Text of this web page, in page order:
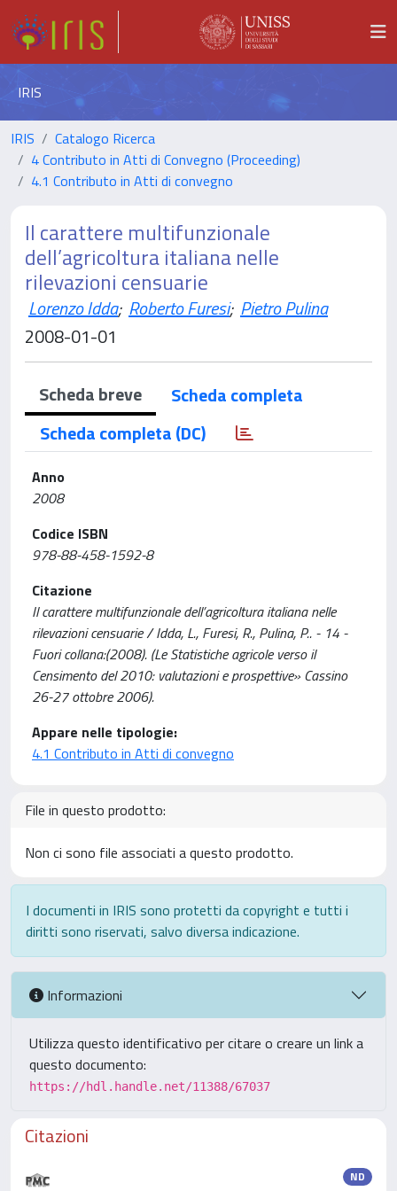
IRIS
IRIS
Catalogo Ricerca
4 Contributo in Atti di Convegno (Proceeding)
4.1 Contributo in Atti di convegno
Il carattere multifunzionale
dell’agricoltura italiana nelle
rilevazioni censuarie
Lorenzo Idda; Roberto Furesi; Pietro Pulina
2008-01-01
Scheda breve
Scheda completa
Scheda completa (DC)
Anno
2008
Codice ISBN
978-88-458-1592-8
Citazione
Il carattere multifunzionale dell’agricoltura italiana nelle
rilevazioni censuarie / Idda, L., Furesi, R., Pulina, P.. - 14 -
Fuori collana:(2008). (Le Statistiche agricole verso il
Censimento del 2010: valutazioni e prospettive» Cassino
26-27 ottobre 2006).
Appare nelle tipologie:
4.1 Contributo in Atti di convegno
File in questo prodotto:
Non ci sono file associati a questo prodotto.
I documenti in IRIS sono protetti da copyright e tutti i
diritti sono riservati, salvo diversa indicazione.
Informazioni
Utilizza questo identificativo per citare o creare un link a
questo documento:
https://hdl.handle.net/11388/67037
Citazioni
ND